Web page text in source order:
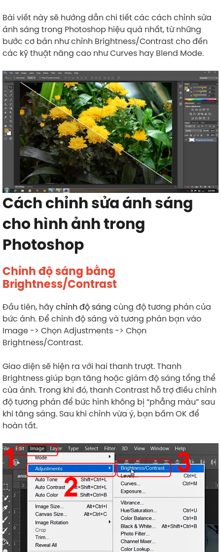
Bài viết này sẽ hướng dẫn chi tiết các cách chỉnh sửa
ánh sáng trong Photoshop hiệu quả nhất, từ những
bước cơ bản như chỉnh Brightness/Contrast cho đến
các kỹ thuật nâng cao như Curves hay Blend Mode.
Cách chỉnh sửa ánh sáng
cho hình ảnh trong
Photoshop
Chỉnh độ sáng bằng
Brightness/Contrast
Đầu tiên, hãychỉnh độ sáng cùng độ tương phản của
bức ảnh. Để chỉnh độ sáng và tương phản bạn vào
Image -> Chọn Adjustments -> Chọn
Brightness/Contrast.
Giao diện sẽ hiện ra với hai thanh trượt. Thanh
Brightness giúp bạn tăng hoặc giảm độ sáng tổng thể
của ảnh. Trong khi đó, thanh Contrast hỗ trợ điều chỉnh
độ tương phản để bức hình không bị “phẳng màu” sau
khi tăng sáng. Sau khi chỉnh vừa ý, bạn bấm OK để
hoàn tất.